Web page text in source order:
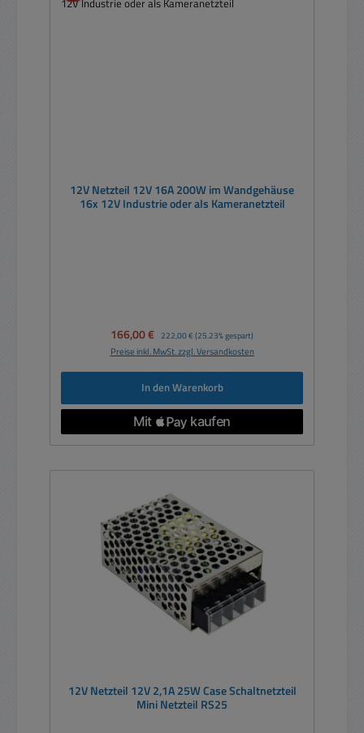
12V Netzteil 12V 16A 200W im Wandgehäuse
16x 12V Industrie oder als Kameranetzteil
Verkaufspreis:
166,00 € Regulärer Preis:
222,00 € (25.23% gespart)
Preise inkl. MwSt. zzgl. Versandkosten
In den Warenkorb
12V Netzteil 12V 2,1A 25W Case Schaltnetzteil
Mini Netzteil RS25